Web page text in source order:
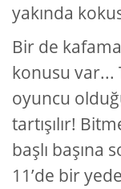
yakında
Bir de
konusu var...
oyuncu
tartışılır!
başlı başına
11’de bir